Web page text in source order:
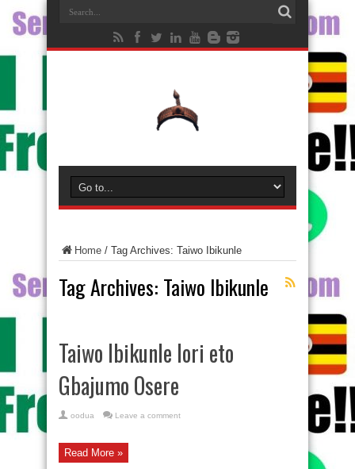
Home / Tag Archives: Taiwo Ibikunle
Tag Archives: Taiwo Ibikunle
Taiwo Ibikunle lori eto
Gbajumo Osere
oodua Leave a comment
Read More »